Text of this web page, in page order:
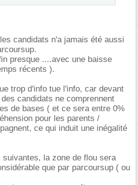
candidats n'a jamais été aussi
presque ....avec une baisse
récents ).
trop d'info tue l'info, car devant
candidats ne comprennent
de bases ( et ce sera entre 0%
pour les parents /
ce qui induit une inégalité
la zone de flou sera
que par parcoursup ( ou